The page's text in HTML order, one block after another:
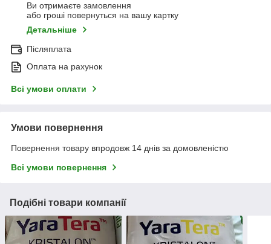
Ви отримаєте замовлення
або гроші повернуться на вашу картку
Детальніше
Післяплата
Оплата на рахунок
Всі умови оплати
Умови повернення
Повернення товару впродовж 14 днів за домовленістю
Всі умови повернення
Подібні товари компанії